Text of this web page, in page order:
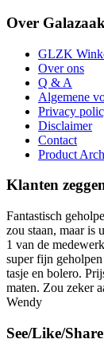
Over Galazaak
GLZK
Over ons
Q & A
Algemene
Privacy
Disclaimer
Contact
Product
Klanten
Fantastisch
zou staan, maar is
1 van de
super fijn
tasje en bolero.
maten. Zou zeker
Wendy
See/Like/Share